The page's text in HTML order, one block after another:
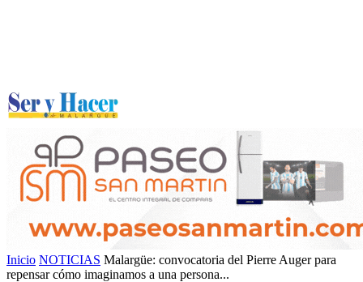
Inicio NOTICIAS Malargüe: convocatoria del Pierre Auger para
repensar cómo imaginamos a una persona...